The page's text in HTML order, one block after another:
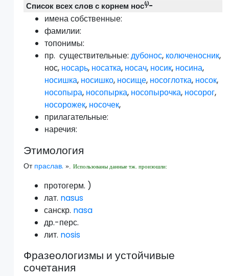
Список всех слов с корнем нос⁽ʲ⁾-
имена собственные:
фамилии:
топонимы:
пр.существительные: дубонос, колюченосник,
нос, носарь, носатка, носач, носик, носина,
носишка, носишко, носище, носоглотка, носок,
носопыра, носопырка, носопырочка, носорог,
носорожек, носочек,
прилагательные:
наречия:
Этимология
От праслав. ».Использованы данные тж. произошли:
протогерм. )
лат. nasus
санскр. nasa
др.-перс.
лит. nosis
Фразеологизмы и устойчивые
сочетания